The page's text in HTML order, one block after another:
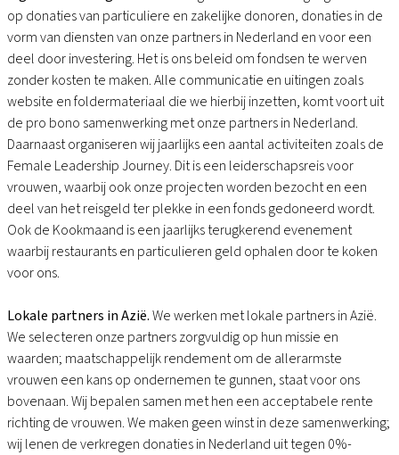
op donaties van particuliere en zakelijke donoren, donaties in de
vorm van diensten van onze partners in Nederland en voor een
deel door investering. Het is ons beleid om fondsen te werven
zonder kosten te maken. Alle communicatie en uitingen zoals
website en foldermateriaal die we hierbij inzetten, komt voort uit
de pro bono samenwerking met onze partners in Nederland.
Daarnaast organiseren wij jaarlijks een aantal activiteiten zoals de
Female Leadership Journey. Dit is een leiderschapsreis voor
vrouwen, waarbij ook onze projecten worden bezocht en een
deel van het reisgeld ter plekke in een fonds gedoneerd wordt.
Ook de Kookmaand is een jaarlijks terugkerend evenement
waarbij restaurants en particulieren geld ophalen door te koken
voor ons.
Lokale partners in Azië.We werken met lokale partners in Azië.
We selecteren onze partners zorgvuldig op hun missie en
waarden; maatschappelijk rendement om de allerarmste
vrouwen een kans op ondernemen te gunnen, staat voor ons
bovenaan. Wij bepalen samen met hen een acceptabele rente
richting de vrouwen. We maken geen winst in deze samenwerking;
wij lenen de verkregen donaties in Nederland uit tegen 0%-